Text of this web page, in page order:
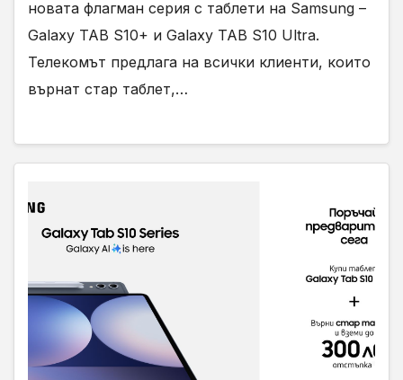
новата флагман серия с таблети на Samsung –
Galaxy TAB S10+ и Galaxy TAB S10 Ultra.
Телекомът предлага на всички клиенти, които
върнат стар таблет,…